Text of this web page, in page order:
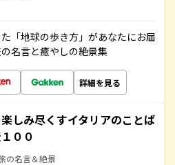
「地球の歩き方」があなたにお届
名言と癒やしの絶景集
詳細を見る
しみ尽くすイタリアのことば
００
の名言＆絶景